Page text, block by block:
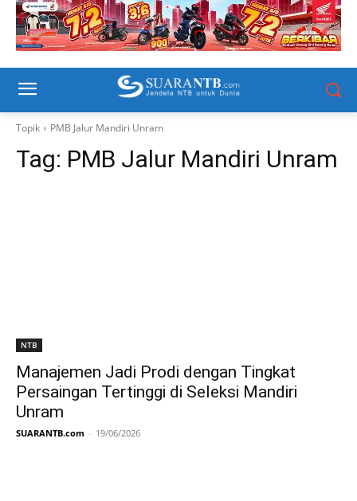
Topik PMB Jalur Mandiri Unram
Tag: PMB Jalur Mandiri Unram
NTB
Manajemen Jadi Prodi dengan Tingkat
Persaingan Tertinggi di Seleksi Mandiri
Unram
SUARANTB.com - 19/06/2026